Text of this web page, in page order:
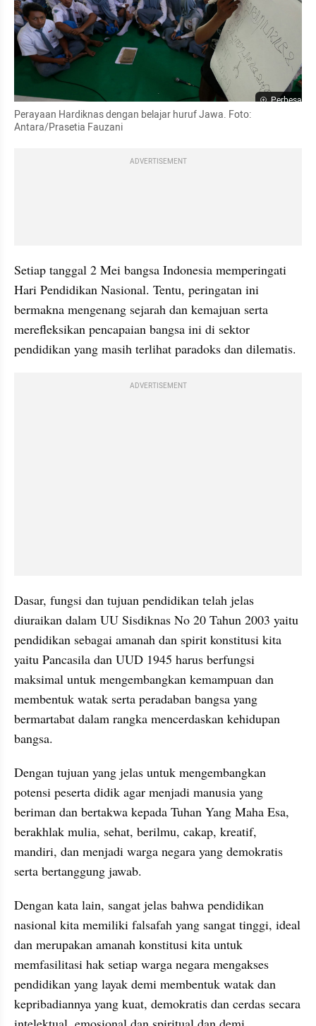
Perbesar
Perayaan Hardiknas dengan belajar huruf Jawa. Foto:
Antara/Prasetia Fauzani
ADVERTISEMENT
Setiap tanggal 2 Mei bangsa Indonesia memperingati
Hari Pendidikan Nasional. Tentu, peringatan ini
bermakna mengenang sejarah dan kemajuan serta
merefleksikan pencapaian bangsa ini di sektor
pendidikan yang masih terlihat paradoks dan dilematis.
ADVERTISEMENT
Dasar, fungsi dan tujuan pendidikan telah jelas
diuraikan dalam UU Sisdiknas No 20 Tahun 2003 yaitu
pendidikan sebagai amanah dan spirit konstitusi kita
yaitu Pancasila dan UUD 1945 harus berfungsi
maksimal untuk mengembangkan kemampuan dan
membentuk watak serta peradaban bangsa yang
bermartabat dalam rangka mencerdaskan kehidupan
bangsa.
Dengan tujuan yang jelas untuk mengembangkan
potensi peserta didik agar menjadi manusia yang
beriman dan bertakwa kepada Tuhan Yang Maha Esa,
berakhlak mulia, sehat, berilmu, cakap, kreatif,
mandiri, dan menjadi warga negara yang demokratis
serta bertanggung jawab.
Dengan kata lain, sangat jelas bahwa pendidikan
nasional kita memiliki falsafah yang sangat tinggi, ideal
dan merupakan amanah konstitusi kita untuk
memfasilitasi hak setiap warga negara mengakses
pendidikan yang layak demi membentuk watak dan
kepribadiannya yang kuat, demokratis dan cerdas secara